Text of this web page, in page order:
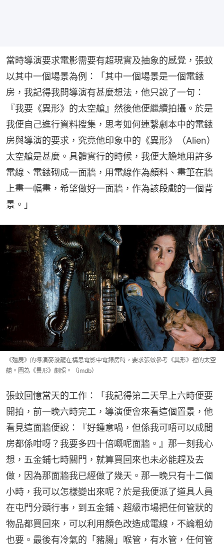
當時導演要求電影需要有超現實及抽象的感覺，張蚊
以其中一個場景為例：「其中一個場景是一個電錶
房，我記得我問導演有甚麼想法，他只說了一句：
『我要《異形》的太空艙』然後他便繼續拍攝。於是
我便自己進行資料搜集，思考如何連繫劇本中的電錶
房與導演的要求，究竟他印象中的《異形》（Alien）
太空艙是甚麼。具體實行的時候，我便大膽地用許多
電線、電錶砌成一面牆，用電線作為顏料、畫筆在牆
上畫一幅畫，希望做好一面牆，作為該段戲的一個背
景。」
《殭屍》的導演麥浚龍在構思電影中電錶房時，要求張蚊參考《異形》裡的太空
艙。圖為《異形》劇照。（imdb）
張蚊回憶當天的工作：「我記得第二天早上六時便要
開拍，前一晚六時完工，導演便會來看這個置景，他
看見這面牆便說：『好鍾意喎，但係我可唔可以成間
房都係咁呀？我要多四十倍嘅呢面牆。』那一刻我心
想，五金鋪七時關門，就算買回來也未必能趕及去
做，因為那面牆我已經做了幾天。那一晚只有十二個
小時，我可以怎樣變出來呢？於是我便派了道具人員
在屯門分頭行事，到五金鋪、超級市場把任何管狀的
物品都買回來，可以利用顏色改造成電線，不論粗幼
也要。最後有冷氣的「豬腸」喉管，有水管，任何管